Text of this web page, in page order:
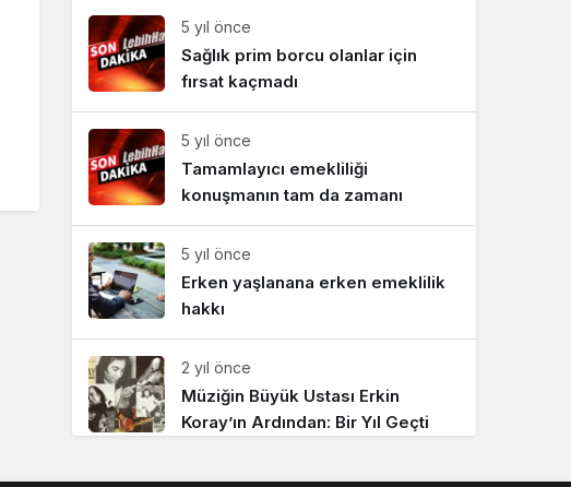
5 yıl önce
Sağlık prim borcu olanlar için
fırsat kaçmadı
5 yıl önce
Tamamlayıcı emekliliği
konuşmanın tam da zamanı
5 yıl önce
Erken yaşlanana erken emeklilik
hakkı
2 yıl önce
Müziğin Büyük Ustası Erkin
Koray’ın Ardından: Bir Yıl Geçti